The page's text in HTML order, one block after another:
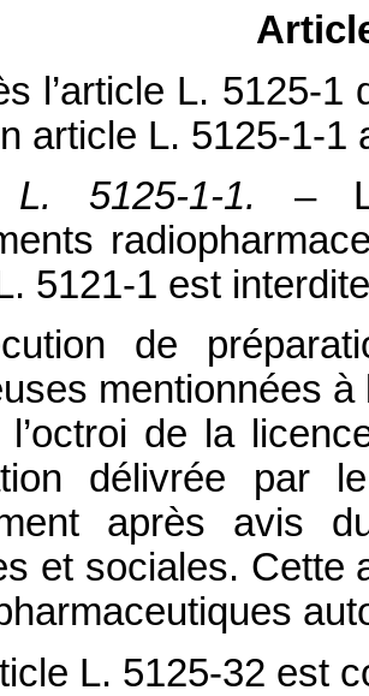
l’article L. 5125-
article L. 5125-1-1
5125-1-1.
–
5121-1 est
de
mentionnées
de la
délivrée par
après avis
et sociales. Cette
L. 5125-32 est